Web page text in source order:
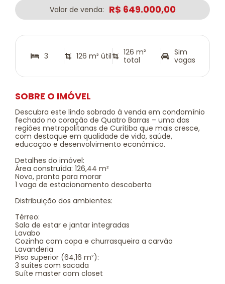
Valor de venda: R$ 649.000,00
3 126 m² útil
126 m²
total
Sim
vagas
SOBRE O IMÓVEL
Descubra este lindo sobrado à venda em condomínio
fechado no coração de Quatro Barras – uma das
regiões metropolitanas de Curitiba que mais cresce,
com destaque em qualidade de vida, saúde,
educação e desenvolvimento econômico.
Detalhes do imóvel:
Área construída: 126,44 m²
Novo, pronto para morar
1 vaga de estacionamento descoberta
Distribuição dos ambientes:
Térreo:
Sala de estar e jantar integradas
Lavabo
Cozinha com copa e churrasqueira a carvão
Lavanderia
Piso superior (64,16 m²):
3 suítes com sacada
Suíte master com closet